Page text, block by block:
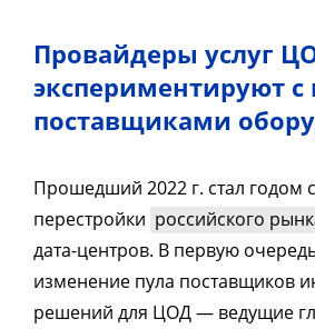
Провайдеры услуг
экспериментируют
поставщиками
Прошедший 2022 г. стал годом
перестройки российского
дата-центров. В первую
изменение пула поставщиков
решений для ЦОД — ведущие